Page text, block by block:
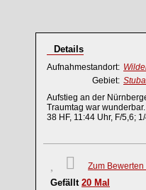
Details
Aufnahmestandort:
Gebiet:
Aufstieg an der
Traumtag war wunderbar.
38 HF, 11:44 Uhr, F/5,6;
Zum
Gefällt 20 Mal